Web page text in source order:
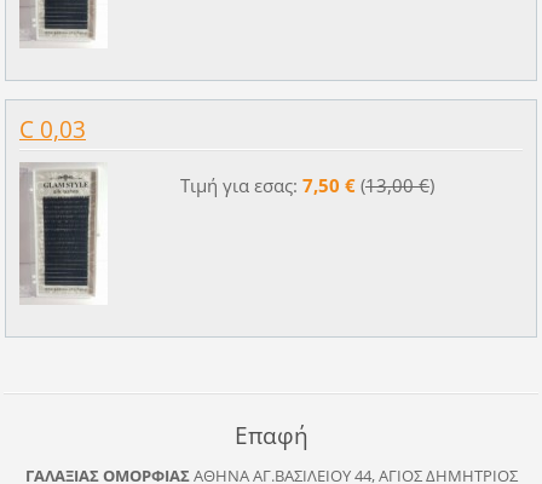
C 0,03
Τιμή για εσας: 7,50 €(13,00 €)
Επαφή
ΓΑΛΑΞΙΑΣ ΟΜΟΡΦΙΑΣΑΘΗΝΑΑΓ.ΒΑΣΙΛΕΙΟΥ 44, ΑΓΙΟΣ ΔΗΜΗΤΡΙΟΣ